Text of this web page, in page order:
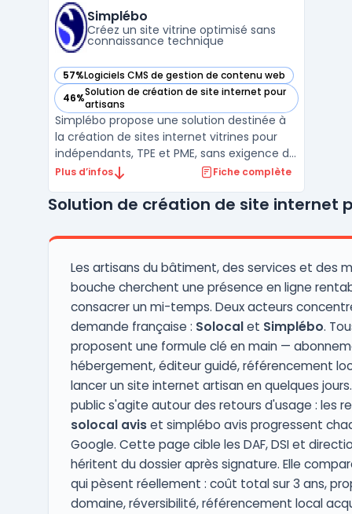
Simplébo
Créez un site vitrine optimisé sans
connaissance technique
57%Logiciels CMS de gestion de contenu web
— voir Simplébo dans cette catégorie
46%Solution de création de site internet pour
artisans
— voir Simplébo dans cette catégorie
Simplébo propose une solution destinée à
la création de sites internet vitrines pour
indépendants, TPE et PME, sans exigence de
compétence technique. L’offre présente
ainsi qu’une visibilité locale. Ce service
conseil, d ...
Plus d’infos Fiche complète
Solution de création de site internet
Les artisans du bâtiment, des services et des
bouche cherchent une présence en ligne
consacrer un mi-temps. Deux acteurs
demande française : Solocalet Simplébo.
proposent une formule clé en main —
hébergement, éditeur guidé, référencement
lancer un site internet artisan en quelques
public s'agite autour des retours d'usage : les
solocal aviset simplébo avis progressent
Google. Cette page cible les DAF, DSI et
héritent du dossier après signature. Elle
qui pèsent réellement : coût total sur 3 ans,
domaine, réversibilité, référencement local